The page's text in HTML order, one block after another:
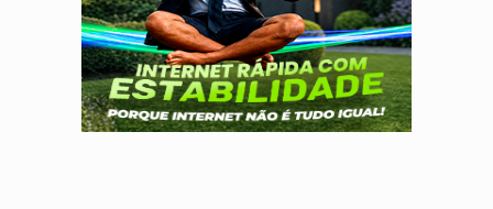
AGOSTO LILÁS:MPRO lança de portal e promove reflexão sobre trajetória da
REGULARIZAÇÃO:Refis 2026 segue até o fim do ano para
ROLIM DE MOURA:Programa da Energisa beneficia 60 famílias com geladeiras